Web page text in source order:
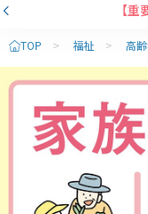
【
TOP > 福祉 > 高